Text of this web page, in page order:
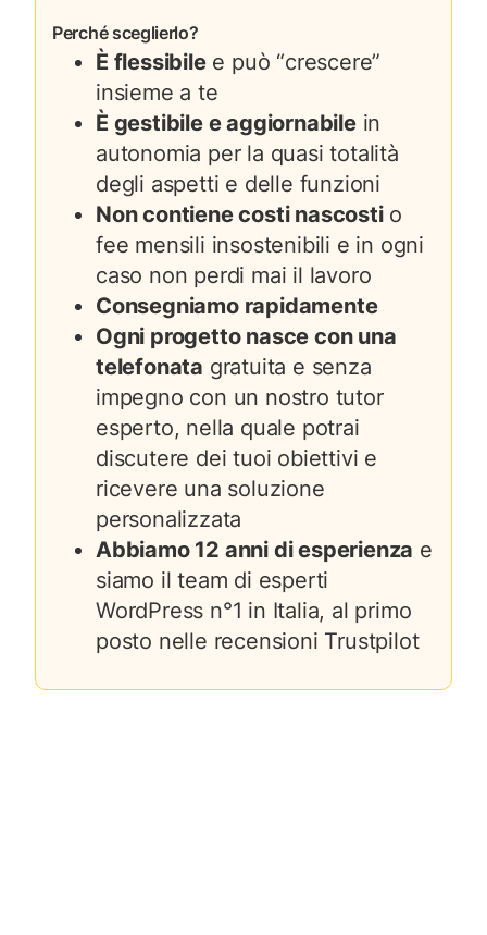
Perché sceglierlo?
È flessibilee può “crescere”
insieme a te
È gestibile e aggiornabilein
autonomia per la quasi totalità
degli aspetti e delle funzioni
Non contiene costi nascostio
fee mensili insostenibili e in ogni
caso non perdi mai il lavoro
Consegniamo rapidamente
Ogni progetto nasce con una
telefonata gratuita e senza
impegno con un nostro tutor
esperto, nella quale potrai
discutere dei tuoi obiettivi e
ricevere una soluzione
personalizzata
Abbiamo 12 anni di esperienza e
siamo il team di esperti
WordPress n°1 in Italia, al primo
posto nelle recensioni Trustpilot